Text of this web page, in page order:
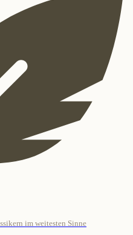
im weitesten Sinne